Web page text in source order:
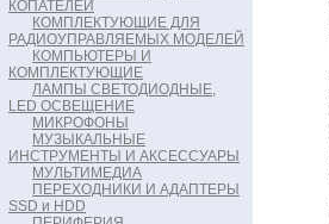
КОПАТЕЛЕЙ
КОМПЛЕКТУЮЩИЕ ДЛЯ
РАДИОУПРАВЛЯЕМЫХ МОДЕЛЕЙ
КОМПЬЮТЕРЫ И
КОМПЛЕКТУЮЩИЕ
ЛАМПЫ СВЕТОДИОДНЫЕ,
LED ОСВЕЩЕНИЕ
МИКРОФОНЫ
МУЗЫКАЛЬНЫЕ
ИНСТРУМЕНТЫ И АКСЕССУАРЫ
МУЛЬТИМЕДИА
ПЕРЕХОДНИКИ И АДАПТЕРЫ
SSD и HDD